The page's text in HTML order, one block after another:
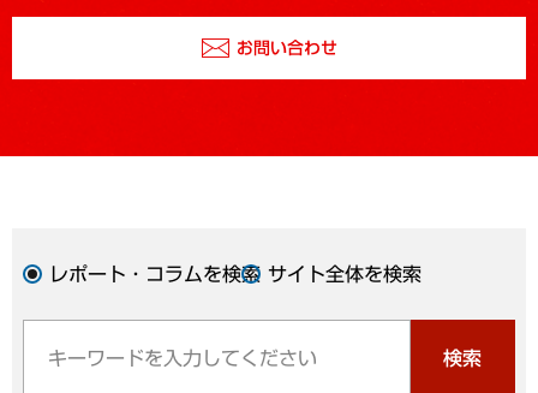
お問い合わせ
レポート・コラムを検索 サイト全体を検索
検索